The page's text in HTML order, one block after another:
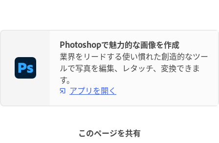
Photoshopで魅力的な画像を作成
業界をリードする使い慣れた創造的なツー
ルで写真を編集、レタッチ、変換できま
す。
アプリを開く
このページを共有